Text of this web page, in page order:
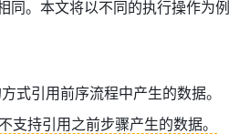
。本文将以不同的执行操作为
式引用前序流程中产生的数据。
支持引用之前步骤产生的数据。